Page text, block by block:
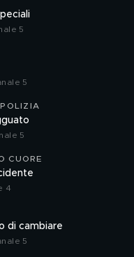
5
5
5
CUORE
4
di cambiare
5